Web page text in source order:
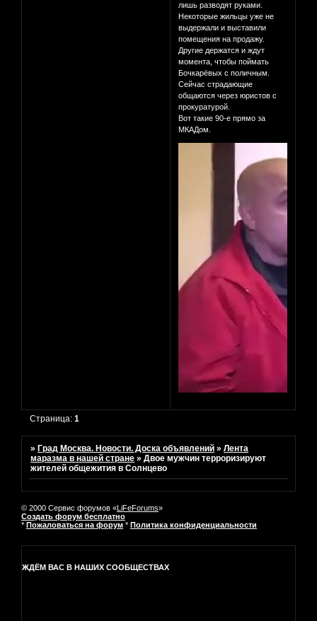
лишь разводят руками.
Некоторые жильцы уже не
выдержали и выставили
помещения на продажу.
Другие держатся и ждут
момента, чтобы поймать
Бочкарёвых с поличным.
Сейчас страдающие
общаются через юристов с
прокуратурой.
Вот такие 90-е прямо за
МКАДом.
Страница:1
»Град Москва. Новости. Доска объявлений »Лента
маразма в нашей стране »Двое мужчин терроризируют
жителей общежития в Солнцево
© 2000 Сервис форумов «LiFeForums»
Создать форум бесплатно
* Пожаловаться на форум * Политика конфиденциальности
ЖДЁМ ВАС В НАШИХ СООБЩЕСТВАХ